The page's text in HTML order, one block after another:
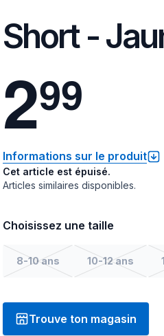
Short -
299
Informations sur le produit
Cet article est épuisé.
Articles similaires disponibles.
Choisissez une taille
8-10 ans 10-12 ans
Trouve ton magasin